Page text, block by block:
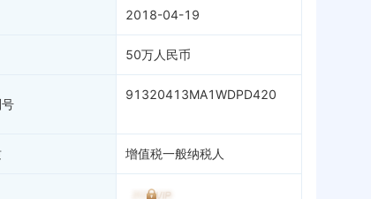
2018-04-19
50万人民币
91320413MA1WDPD420
增值税一般纳税人